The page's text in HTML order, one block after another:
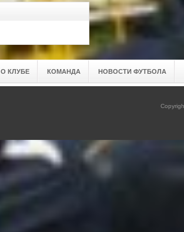
О КЛУБЕ КОМАНДА НОВОСТИ ФУТБОЛА